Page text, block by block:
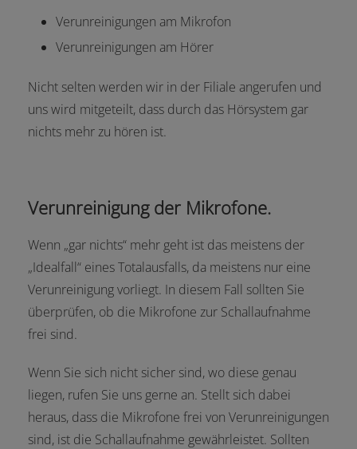
Verunreinigungen am Mikrofon
Verunreinigungen am Hörer
Nicht selten werden wir in der Filiale angerufen und
uns wird mitgeteilt, dass durch das Hörsystem gar
nichts mehr zu hören ist.
Verunreinigung der Mikrofone.
Wenn „gar nichts“ mehr geht ist das meistens der
„Idealfall“ eines Totalausfalls, da meistens nur eine
Verunreinigung vorliegt. In diesem Fall sollten Sie
überprüfen, ob die Mikrofone zur Schallaufnahme
frei sind.
Wenn Sie sich nicht sicher sind, wo diese genau
liegen, rufen Sie uns gerne an. Stellt sich dabei
heraus, dass die Mikrofone frei von Verunreinigungen
sind, ist die Schallaufnahme gewährleistet. Sollten